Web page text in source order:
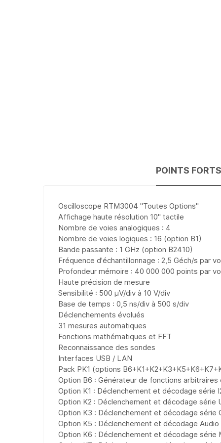
POINTS FORTS
Oscilloscope RTM3004 "Toutes Options"
Affichage haute résolution 10'' tactile
Nombre de voies analogiques : 4
Nombre de voies logiques : 16 (option B1)
Bande passante : 1 GHz (option B2410)
Fréquence d'échantillonnage : 2,5 Géch/s par
Profondeur mémoire : 40 000 000 points par
Haute précision de mesure
Sensibilité : 500 µV/div à 10 V/div
Base de temps : 0,5 ns/div à 500 s/div
Déclenchements évolués
31 mesures automatiques
Fonctions mathématiques et FFT
Reconnaissance des sondes
Interfaces USB / LAN
Pack PK1 (options
Option B6 : Générateur de fonctions
Option K1 : Déclenchement et décodage série
Option K2 : Déclenchement et décodage série
Option K3 : Déclenchement et décodage série
Option K5 : Déclenchement et décodage Audio
Option K6 : Déclenchement et décodage série